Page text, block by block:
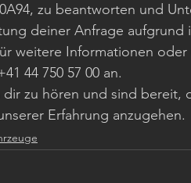
zu beantworten und
deiner Anfrage
weitere Informationen
44 750 57 00 an.
zu hören und sind bereit,
Erfahrung anzugehen.